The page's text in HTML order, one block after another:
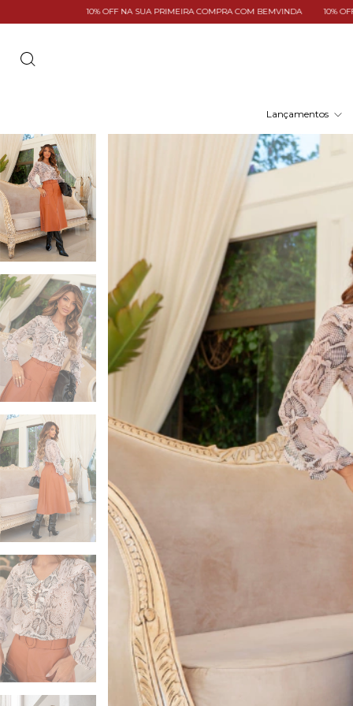
SUA PRIMEIRA COMPRA COM BEMVINDA 10% OFF NA SUA PRIMEIRA COMPRA
Lançamentos